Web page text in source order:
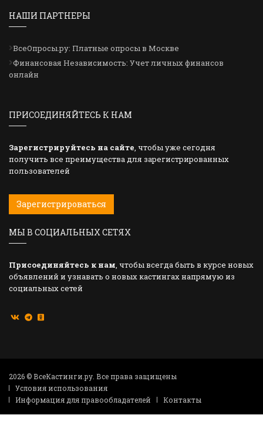
НАШИ ПАРТНЕРЫ
ВсеОпросы.ру: Платные опросы в Москве
Финансовая Независимость: Учет личных финансов
онлайн
ПРИСОЕДИНЯЙТЕСЬ К НАМ
Зарегистрируйтесь на сайте, чтобы уже сегодня
получить все преимущества для зарегистрированных
пользователей
Зарегистрироваться
МЫ В СОЦИАЛЬНЫХ СЕТЯХ
Присоединяйтесь к нам, чтобы всегда быть в курсе новых
объявлений и узнавать о новых кастингах напрямую из
социальных сетей
2026 © ВсеКастинги.ру. Все права защищены
Условия использования
Информация для правообладателей
Контакты